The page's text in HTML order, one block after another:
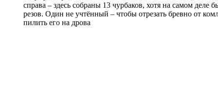
справа – здесь собраны 13 чурбаков, хотя на самом деле
резов. Один не учтённый – чтобы отрезать бревно от
пилить его на дрова